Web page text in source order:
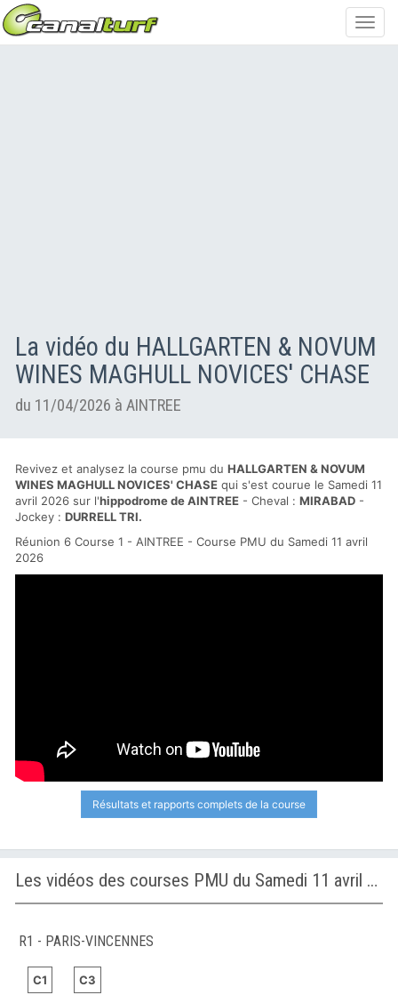
La vidéo du HALLGARTEN & NOVUM
WINES MAGHULL NOVICES' CHASE
du 11/04/2026 à AINTREE
Revivez et analysez la course pmu du HALLGARTEN & NOVUM
WINES MAGHULL NOVICES' CHASE qui s'est courue le Samedi 11
avril 2026 sur l'hippodrome de AINTREE - Cheval : MIRABAD -
Jockey : DURRELL TRI.
Réunion 6 Course 1 - AINTREE - Course PMU du Samedi 11 avril
2026
Résultats et rapports complets de la course
Les vidéos des courses PMU du Samedi 11 avril 2026
R1 - PARIS-VINCENNES
C1 C3